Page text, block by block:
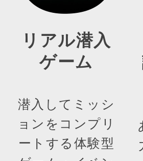
リアル潜入
ゲーム
潜入してミッシ
ョンをコンプリ
ートする体験型